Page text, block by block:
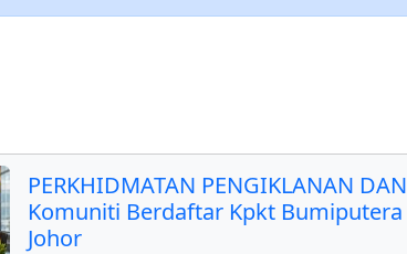
PERKHIDMATAN PENGIKLANAN
Komuniti Berdaftar Kpkt Bumiputera
Johor